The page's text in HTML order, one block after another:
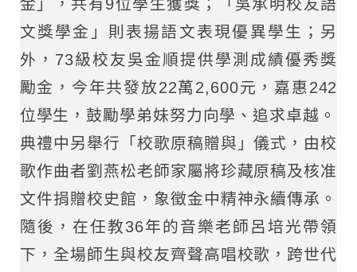
金」，共有9位學生獲獎；「吳承明校友語
文獎學金」則表揚語文表現優異學生；另
外，73級校友吳金順提供學測成績優秀獎
勵金，今年共發放22萬2,600元，嘉惠242
位學生，鼓勵學弟妹努力向學、追求卓越。
典禮中另舉行「校歌原稿贈與」儀式，由校
歌作曲者劉燕松老師家屬將珍藏原稿及核准
文件捐贈校史館，象徵金中精神永續傳承。
隨後，在任教36年的音樂老師呂培光帶領
下，全場師生與校友齊聲高唱校歌，跨世代